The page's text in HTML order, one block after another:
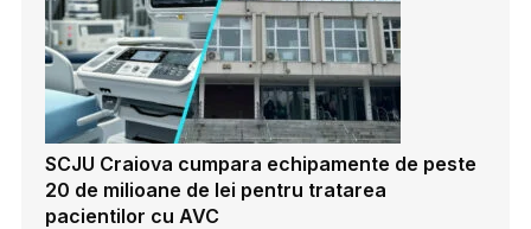
SCJU Craiova cumpara echipamente de peste
20 de milioane de lei pentru tratarea
pacientilor cu AVC